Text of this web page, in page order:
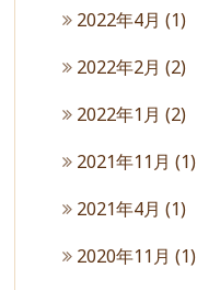
2022年4月 (1)
2022年2月 (2)
2022年1月 (2)
2021年11月 (1)
2021年4月 (1)
2020年11月 (1)